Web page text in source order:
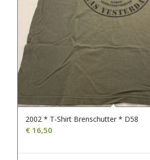
2002 * T-Shirt Brenschutter * D58
€16,50